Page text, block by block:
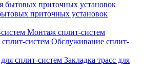
приточных установок
Монтаж сплит-систем
Обслуживание сплит-
Закладка трасс для